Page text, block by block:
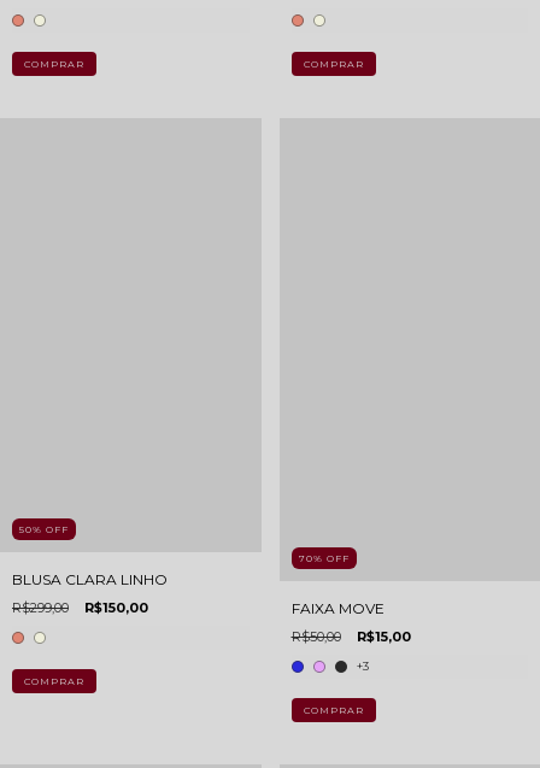
COMPRAR COMPRAR
50% OFF
BLUSA CLARA LINHO
R$299,00 R$150,00
COMPRAR
70% OFF
FAIXA MOVE
R$50,00 R$15,00
+3
COMPRAR